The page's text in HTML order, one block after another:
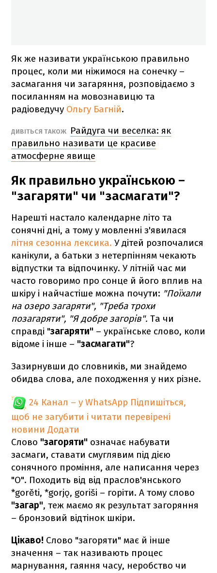
Як же називати українською правильно
процес, коли ми ніжимося на сонечку –
засмагання чи загаряння, розповідаємо з
посиланням на мовознавицю та
радіоведучу Ольгу Багній.
ДИВІТЬСЯ ТАКОЖ
Райдуга чи веселка: як
правильно називати це красиве
атмосферне явище
Як правильно українською –
"загаряти" чи "засмагати"?
Нарешті настало календарне літо та
сонячні дні, а тому у мовленні з'явилася
літня сезонна лексика. У дітей розпочалися
канікули, а батьки з нетерпінням чекають
відпустки та відпочинку. У літній час ми
часто говоримо про сонце й його вплив на
шкіру і найчастіше можна почути: "Поїхали
на озеро загаряти", "Треба трохи
позагаряти", "Я добре загорів". Та чи
справді "загаряти" – українське слово, коли
відоме і інше – "засмагати"?
Зазирнувши до словників, ми знайдемо
обидва слова, але походження у них різне.
24 Канал – у WhatsApp Підпишіться,
щоб не загубити і читати перевірені
новини Додати
Слово "загоряти" означає набувати
засмаги, ставати смуглявим під дією
сонячного проміння, але написання через
"О". Походить від від праслов'янського
*gorěti, *gorjǫ, goriši – горіти. А тому слово
"загар", теж маємо як результат загоряння
– бронзовий відтінок шкіри.
Цікаво! Слово "загоряти" має й інше
значення – так називають процес
марнування, гаяння часу, неробство чи